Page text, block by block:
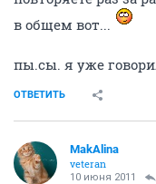
в общем вот...
пы.сы. я уже
ОТВЕТИТЬ
MakAlina
veteran
10 июня 2011